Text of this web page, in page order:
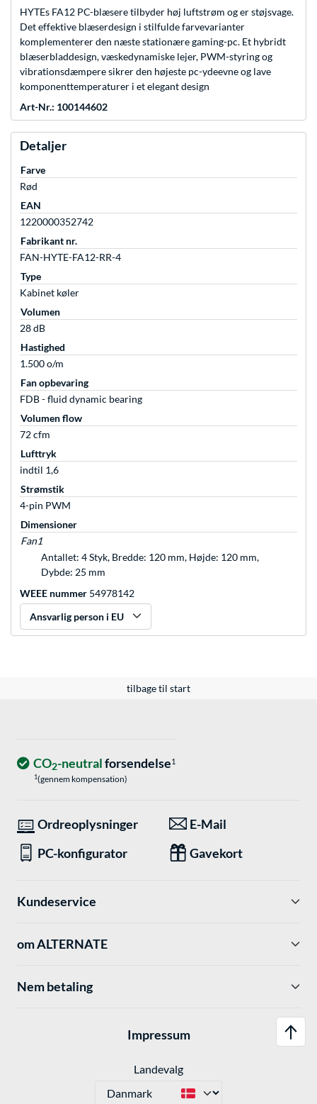
HYTEs FA12 PC-blæsere tilbyder høj luftstrøm og er støjsvage.
Det effektive blæserdesign i stilfulde farvevarianter
komplementerer den næste stationære gaming-pc. Et hybridt
blæserbladdesign, væskedynamiske lejer, PWM-styring og
vibrationsdæmpere sikrer den højeste pc-ydeevne og lave
komponenttemperaturer i et elegant design
Art-Nr.: 100144602
Detaljer
Farve
Rød
EAN
1220000352742
Fabrikant nr.
FAN-HYTE-FA12-RR-4
Type
Kabinet køler
Volumen
28 dB
Hastighed
1.500 o/m
Fan opbevaring
FDB - fluid dynamic bearing
Volumen flow
72 cfm
Lufttryk
indtil 1,6
Strømstik
4-pin PWM
Dimensioner
Fan1
Antallet: 4 Styk, Bredde: 120 mm, Højde: 120 mm,
Dybde: 25 mm
WEEE nummer 54978142
Ansvarlig person i EU
tilbage til start
CO2-neutralforsendelse1
1(gennem kompensation)
Ordreoplysninger
E-Mail
PC-konfigurator
Gavekort
Kundeservice
om ALTERNATE
Nem betaling
Impressum
Landevalg